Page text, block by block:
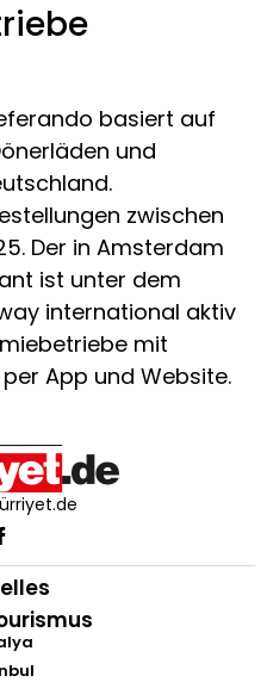
basiert auf
und
zwischen
Der in Amsterdam
ist unter dem
international aktiv
mit
App und Website.